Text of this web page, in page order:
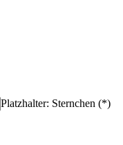
Platzhalter: Sternchen (*)